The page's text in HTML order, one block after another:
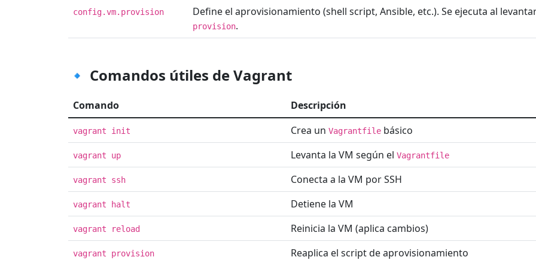
config.vm.provision Define el aprovisionamiento (shell script, Ansible, etc.). Se ejecuta al
provision.
🔹 Comandos útiles de Vagrant
Comando Descripción
vagrant init Crea un Vagrantfile básico
vagrant up Levanta la VM según el Vagrantfile
vagrant ssh Conecta a la VM por SSH
vagrant halt Detiene la VM
vagrant reload Reinicia la VM (aplica cambios)
vagrant provision Reaplica el script de aprovisionamiento